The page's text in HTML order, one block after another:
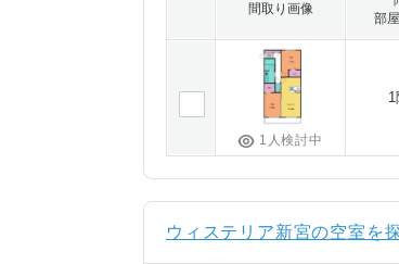
間取り画像
部
1人検討中
1
ウィステリア新宮の空室を